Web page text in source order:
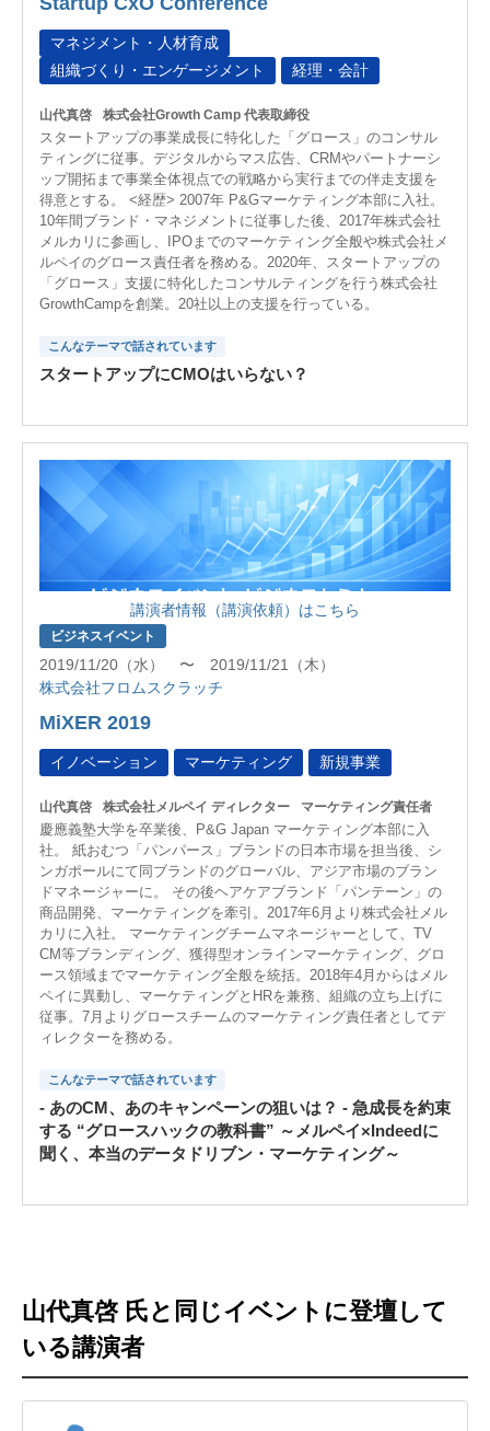
マネジメント・人材育成
組織づくり・エンゲージメント
経理・会計
山代真啓 株式会社Growth Camp 代表取締役
スタートアップの事業成長に特化した「グロース」のコンサル
ティングに従事。デジタルからマス広告、CRMやパートナーシ
ップ開拓まで事業全体視点での戦略から実行までの伴走支援を
得意とする。 <経歴> 2007年 P&Gマーケティング本部に入社。
10年間ブランド・マネジメントに従事した後、2017年株式会社
メルカリに参画し、IPOまでのマーケティング全般や株式会社メ
ルペイのグロース責任者を務める。2020年、スタートアップの
「グロース」支援に特化したコンサルティングを行う株式会社
GrowthCampを創業。20社以上の支援を行っている。
こんなテーマで話されています
スタートアップにCMOはいらない？
講演者情報（講演依頼）はこちら
ビジネスイベント
2019/11/20（水） 〜 2019/11/21（木）
株式会社フロムスクラッチ
MiXER 2019
イノベーション マーケティング 新規事業
山代真啓 株式会社メルペイ ディレクター マーケティング責任者
慶應義塾大学を卒業後、P&G Japan マーケティング本部に入
社。 紙おむつ「パンパース」ブランドの日本市場を担当後、シ
ンガポールにて同ブランドのグローバル、アジア市場のブラン
ドマネージャーに。 その後ヘアケアブランド「パンテーン」の
商品開発、マーケティングを牽引。2017年6月より株式会社メル
カリに入社。 マーケティングチームマネージャーとして、TV
CM等ブランディング、獲得型オンラインマーケティング、グロ
ース領域までマーケティング全般を統括。2018年4月からはメル
ペイに異動し、マーケティングとHRを兼務、組織の立ち上げに
従事。7月よりグロースチームのマーケティング責任者としてデ
ィレクターを務める。
こんなテーマで話されています
- あのCM、あのキャンペーンの狙いは？ - 急成長を約束
する “グロースハックの教科書” ～メルペイ×Indeedに
聞く、本当のデータドリブン・マーケティング～
山代真啓 氏と同じイベントに登壇して
いる講演者